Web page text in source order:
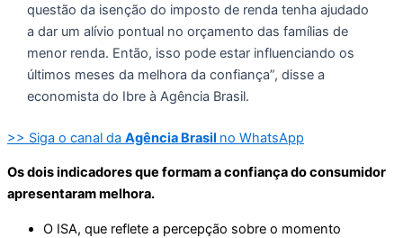
questão da isenção do imposto de renda tenha ajudado
a dar um alívio pontual no orçamento das famílias de
menor renda. Então, isso pode estar influenciando os
últimos meses da melhora da confiança”, disse a
economista do Ibre à Agência Brasil.
>> Siga o canal da Agência Brasil no WhatsApp
Os dois indicadores que formam a confiança do consumidor
apresentaram melhora.
O ISA, que reflete a percepção sobre o momento